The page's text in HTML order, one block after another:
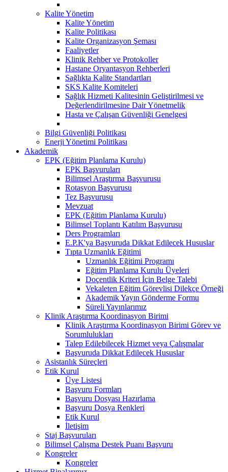
Kalite Yönetim
Kalite Yönetim
Kalite Politikası
Kalite Organizasyon Şeması
Faaliyetler
Klinik Rehber ve Protokoller
Hastane Oryantasyon Rehberleri
Sağlıkta Kalite Standartları
SKS Kalite Komiteleri
Sağlık Hizmeti Kalitesinin Geliştirilmesi ve
Değerlendirilmesine Dair Yönetmelik
Hasta ve Çalışan Güvenliği Genelgesi
Bilgi Güvenliği Politikası
Enerji Yönetimi Politikası
Akademik
EPK (Eğitim Planlama Kurulu)
EPK Başvuruları
Bilimsel Araştırma Başvurusu
Rotasyon Başvurusu
Tez Başvurusu
Mevzuat
EPK (Eğitim Planlama Kurulu)
Bilimsel Toplantı Katılım Başvurusu
Ders Programları
E.P.K'ya Başvuruda Dikkat Edilecek Hususlar
Tıpta Uzmanlık Eğitimi
Uzmanlık Eğitimi Programı
Eğitim Planlama Kurulu Üyeleri
Doçentlik Kriteri İçin Belge Talebi
Vekaleten Eğitim Görevlisi Dilekçe Örneği
Akademik Yayın Gönderme Formu
Süreli Yayınlarımız
Klinik Araştırma Koordinasyon Birimi
Klinik Araştırma Koordinasyon Birimi Görev ve
Sorumlulukları
Talep Edilebilecek Hizmet veya Çalışmalar
Başvuruda Dikkat Edilecek Hususlar
Asistanlık Süreçleri
Etik Kurul
Üye Listesi
Başvuru Formları
Başvuru Dosyası Hazırlama
Başvuru Dosya Renkleri
Etik Kurul
İletişim
Staj Başvuruları
Bilimsel Çalışma Destek Puanı Başvuru
Kongreler
Kongreler